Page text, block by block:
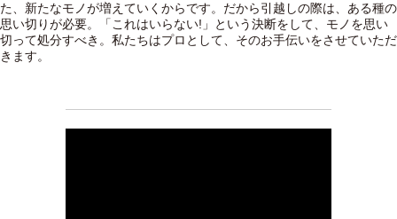
た、新たなモノが増えていくからです。だから引越しの際は、ある種の
思い切りが必要。「これはいらない!」という決断をして、モノを思い
切って処分すべき。私たちはプロとして、そのお手伝いをさせていただ
きます。